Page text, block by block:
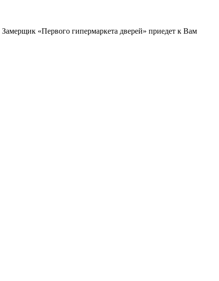
«Первого гипермаркета дверей» приедет к Вам